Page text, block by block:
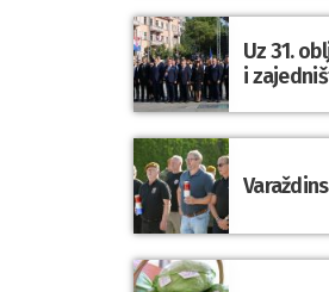
Uz 31.
i